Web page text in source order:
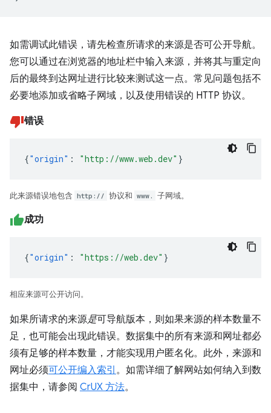
如需调试此错误，请先检查所请求的来源是否可公开导航。
您可以通过在浏览器的地址栏中输入来源，并将其与重定向
后的最终到达网址进行比较来测试这一点。常见问题包括不
必要地添加或省略子网域，以及使用错误的 HTTP 协议。
错误
{"origin" : "http://www.web.dev" }
此来源错误地包含 http:// 协议和 www. 子网域。
成功
{"origin" : "https://web.dev" }
相应来源可公开访问。
如果所请求的来源是可导航版本，则如果来源的样本数量不
足，也可能会出现此错误。数据集中的所有来源和网址都必
须有足够的样本数量，才能实现用户匿名化。此外，来源和
网址必须可公开编入索引 。如需详细了解网站如何纳入到数
据集中，请参阅 CrUX 方法。